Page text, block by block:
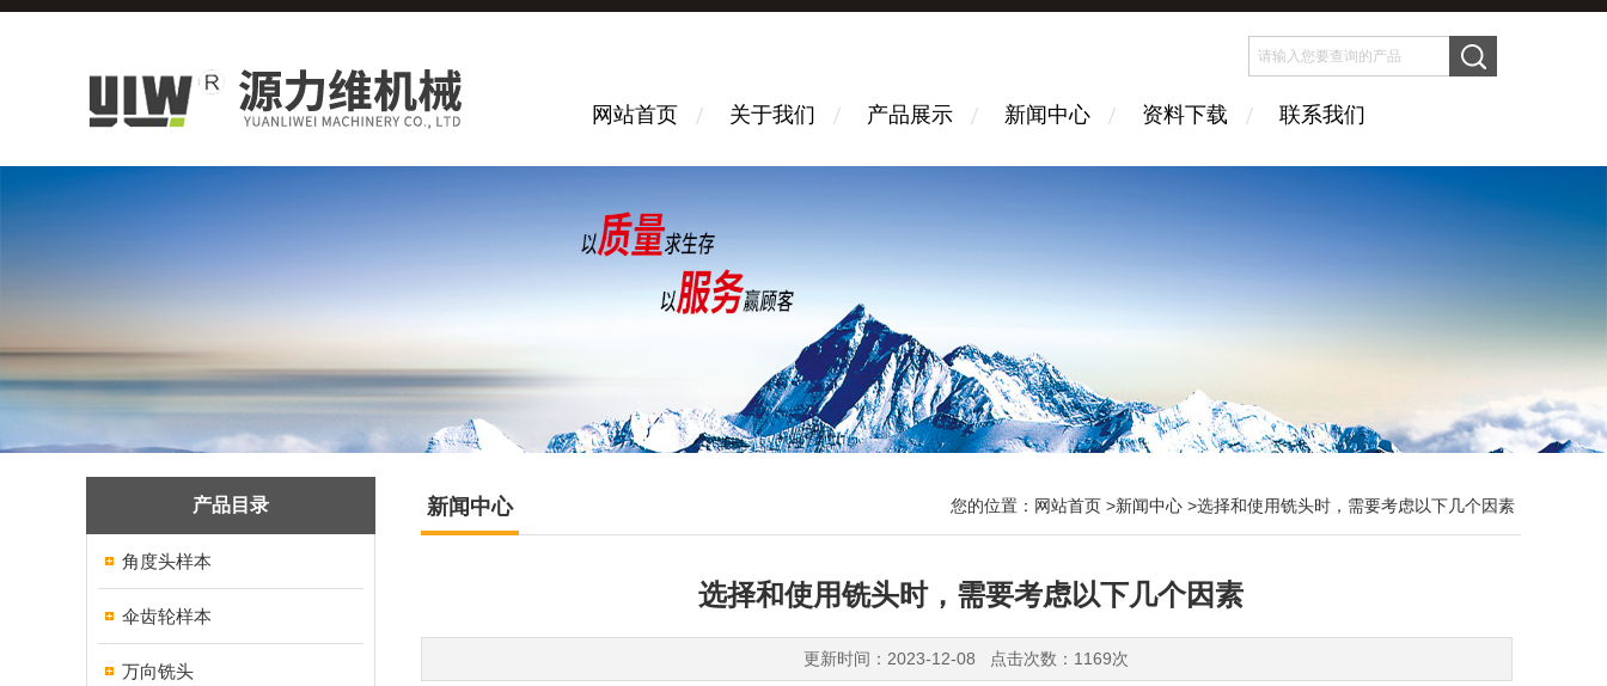
网站首页 关于我们 产品展示 新闻中心 资料下载 联系我们
产品目录
角度头样本
伞齿轮样本
万向铣头
新闻中心 您的位置： 网站首页 >新闻中心 >选择和使用铣头时，需要考虑以下几个因素
选择和使用铣头时，需要考虑以下几个因素
更新时间：2023-12-08 点击次数：1169次